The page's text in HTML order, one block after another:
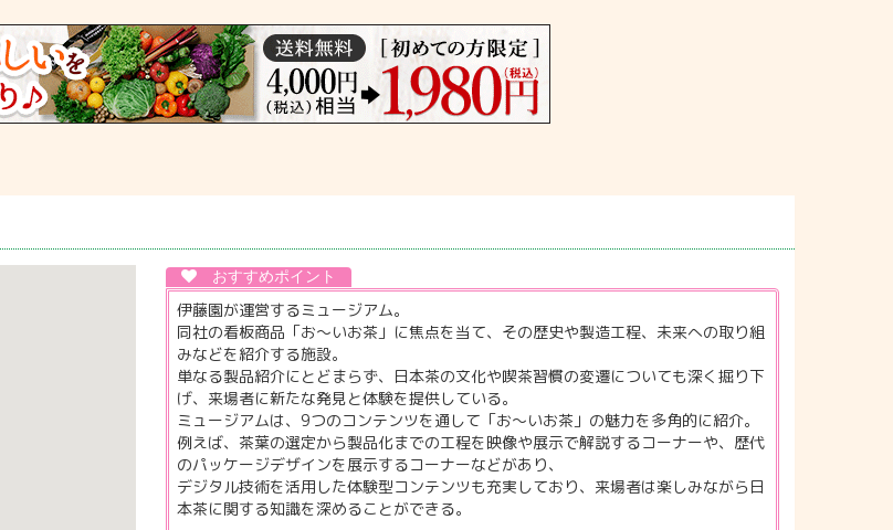
伊藤園が運営するミュージアム。
同社の看板商品「お～いお茶」に焦点を当て、その歴史や製造工程、未来への取り組
みなどを紹介する施設。
単なる製品紹介にとどまらず、日本茶の文化や喫茶習慣の変遷についても深く掘り下
げ、来場者に新たな発見と体験を提供している。
ミュージアムは、9つのコンテンツを通して「お～いお茶」の魅力を多角的に紹介。
例えば、茶葉の選定から製品化までの工程を映像や展示で解説するコーナーや、歴代
のパッケージデザインを展示するコーナーなどがあり、
デジタル技術を活用した体験型コンテンツも充実しており、来場者は楽しみながら日
本茶に関する知識を深めることができる。